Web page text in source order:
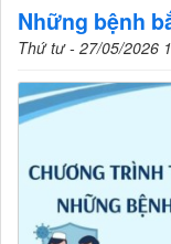
Những bệnh
Thứ tư - 27/05/2026